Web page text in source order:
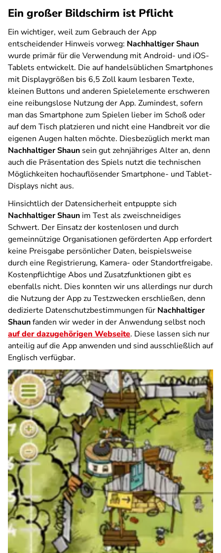
Ein großer Bildschirm ist Pflicht
Ein wichtiger, weil zum Gebrauch der App
entscheidender Hinweis vorweg: Nachhaltiger Shaun
wurde primär für die Verwendung mit Android- und iOS-
Tablets entwickelt. Die auf handelsüblichen Smartphones
mit Displaygrößen bis 6,5 Zoll kaum lesbaren Texte,
kleinen Buttons und anderen Spielelemente erschweren
eine reibungslose Nutzung der App. Zumindest, sofern
man das Smartphone zum Spielen lieber im Schoß oder
auf dem Tisch platzieren und nicht eine Handbreit vor die
eigenen Augen halten möchte. Diesbezüglich merkt man
Nachhaltiger Shaun sein gut zehnjähriges Alter an, denn
auch die Präsentation des Spiels nutzt die technischen
Möglichkeiten hochauflösender Smartphone- und Tablet-
Displays nicht aus.
Hinsichtlich der Datensicherheit entpuppte sich
Nachhaltiger Shaun im Test als zweischneidiges
Schwert. Der Einsatz der kostenlosen und durch
gemeinnützige Organisationen geförderten App erfordert
keine Preisgabe persönlicher Daten, beispielsweise
durch eine Registrierung, Kamera- oder Standortfreigabe.
Kostenpflichtige Abos und Zusatzfunktionen gibt es
ebenfalls nicht. Dies konnten wir uns allerdings nur durch
die Nutzung der App zu Testzwecken erschließen, denn
dedizierte Datenschutzbestimmungen für Nachhaltiger
Shaunfanden wir weder in der Anwendung selbst noch
auf der dazugehörigen Webseite. Diese lassen sich nur
anteilig auf die App anwenden und sind ausschließlich auf
Englisch verfügbar.